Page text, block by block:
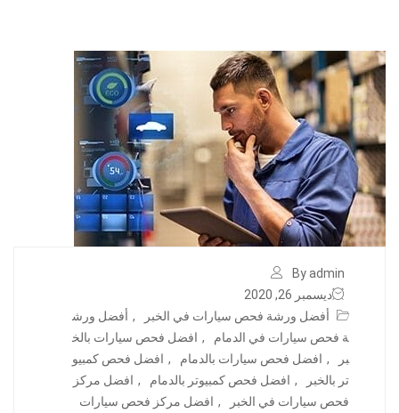
By admin
ديسمبر 26, 2020
أفضل ورشة فحص سيارات في الخبر
, أفضل ورش
ة فحص سيارات في الدمام
, افضل فحص سيارات بالخ
بر
, افضل فحص سيارات بالدمام , افضل فحص كمبيو
تر بالخبر
, افضل فحص كمبيوتر بالدمام , افضل مركز
فحص سيارات في الخبر
, افضل مركز فحص سيارات